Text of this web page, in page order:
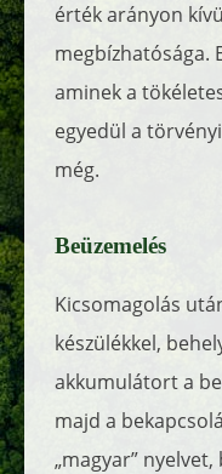
érték arányon
megbízhatósága.
aminek a
egyedül a
még.
Beüzemelés
Kicsomagolás
készülékkel,
akkumulátort a
majd a
„magyar”